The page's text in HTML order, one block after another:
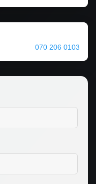
070 206 0103